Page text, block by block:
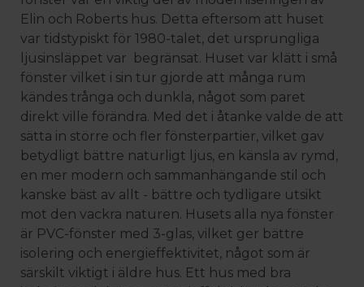
Elin och Roberts hus. Detta eftersom att huset
var tidstypiskt för 1980-talet, det ursprungliga
ljusinsläppet var begränsat. Huset var klätt i små
fönster vilket i sin tur gjorde att många rum
kändes trånga och dunkla, något som paret
direkt ville förändra. Med det i åtanke valde de att
sätta in större och fler fönsterpartier, vilket gav
betydligt bättre naturligt ljus, en känsla av rymd,
en mer modern och sammanhängande stil och
kanske bäst av allt - bättre och tydligare utsikt
mot den vackra naturen. Husets alla nya fönster
är PVC-fönster med 3-glas, vilket ger bättre
isolering och energieffektivitet, något som är
särskilt viktigt i äldre hus. Ett hus med bra